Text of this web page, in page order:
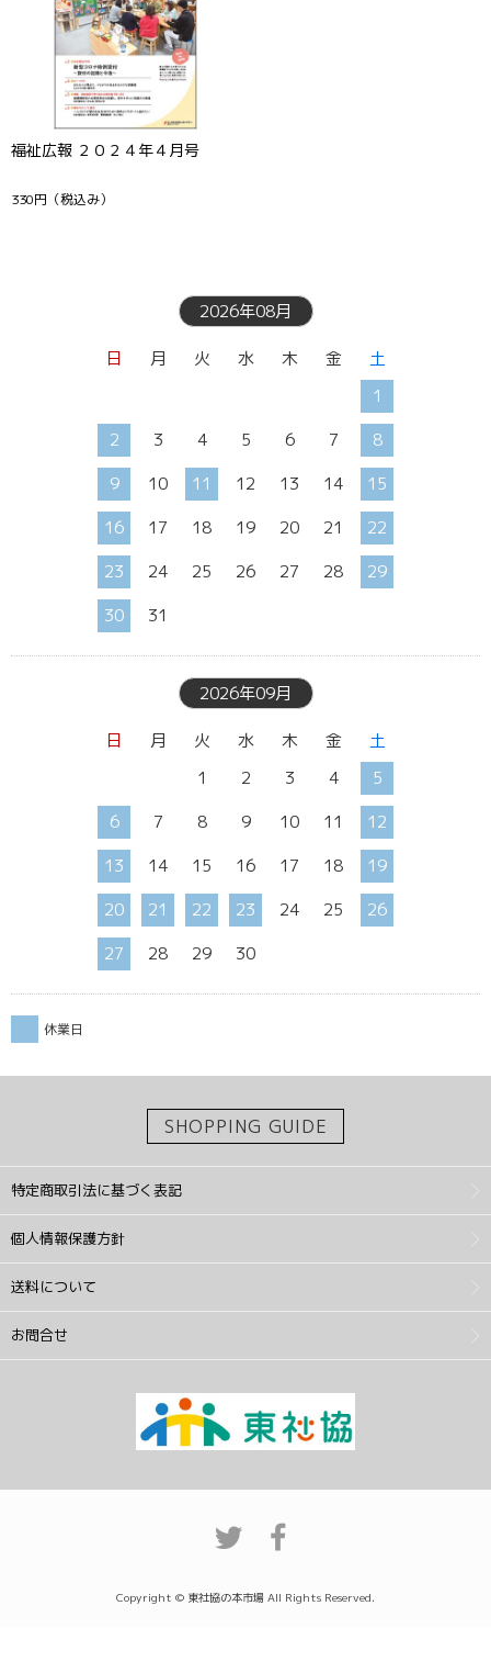
福祉広報 ２０２４年４月号
330円 （税込み）
2026年08月
日 月 火 水 木 金
土
1
2
3 4 5 6 7
8
9
10 11 12 13 14
15
16
17 18 19 20 21
22
23
24 25 26 27 28
29
30
31
2026年09月
日 月 火 水 木 金
土
1
2 3 4
5
6
7 8 9 10 11
12
13
14 15 16 17 18
19
20
21 22 23 24 25
26
27
28 29 30
休業日
SHOPPING GUIDE
特定商取引法に基づく表記
個人情報保護方針
送料について
お問合せ
Copyright © 東社協の本市場 All Rights Reserved.